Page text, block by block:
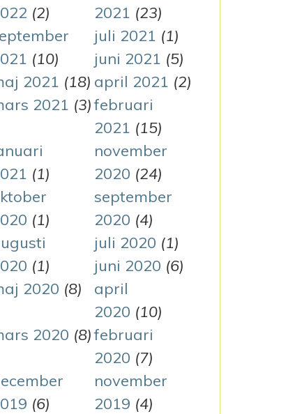
(2)
2021 (23)
(10)
juli 2021 (1)
juni 2021 (5)
2021 (18) april 2021 (2)
2021 (3)februari
2021 (15)
(1)
november
2020 (24)
(1)
september
2020 (4)
(1)
juli 2020 (1)
juni 2020 (6)
2020 (8)
april
2020 (10)
2020 (8)februari
2020 (7)
(6)
november
2019 (4)